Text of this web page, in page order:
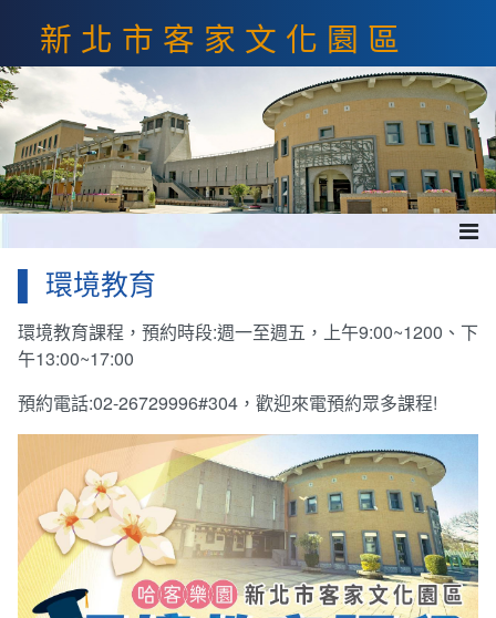
主
要
內
容
區
塊
新北市客家文化園區
環境教育
環境教育課程，預約時段:週一至週五，上午9:00~1200、下
午13:00~17:00
預約電話:02-26729996#304，歡迎來電預約眾多課程!